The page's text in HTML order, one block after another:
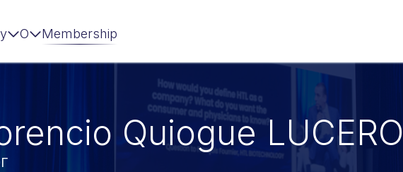
О Membership
Quiogue LUCERO